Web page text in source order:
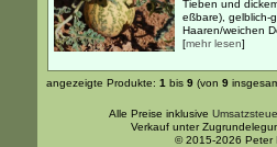
Tieben und
eßbare), gelblich-
Haaren/weichen
[mehr lesen]
angezeigte Produkte: 1 bis 9 (von 9
Alle Preise inklusive
Verkauf unter
© 2015-2026 Peter